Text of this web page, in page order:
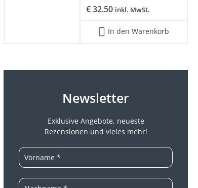
€32.50 inkl. MwSt.
In den Warenkorb
Newsletter
Exklusive Angebote, neueste
Rezensionen und vieles mehr!